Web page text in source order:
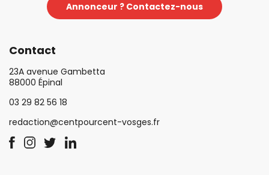
Annonceur ? Contactez-nous
Contact
23A avenue Gambetta
88000 Épinal
03 29 82 56 18
redaction@centpourcent-vosges.fr